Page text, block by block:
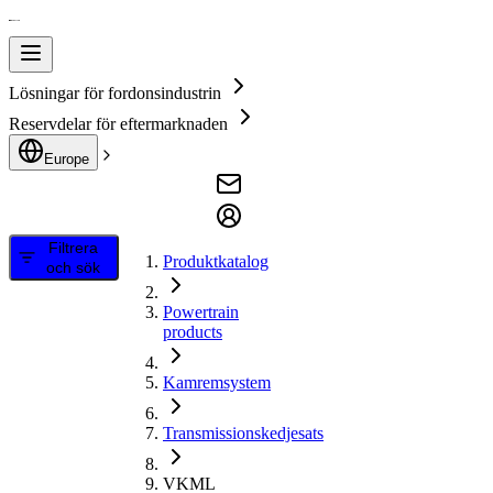
Lösningar för fordonsindustrin
Reservdelar för eftermarknaden
Europe
Filtrera
och sök
Produktkatalog
Powertrain
products
Kamremsystem
Transmissionskedjesats
VKML